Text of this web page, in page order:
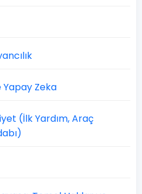
Yapay Zeka
(İlk Yardım, Araç